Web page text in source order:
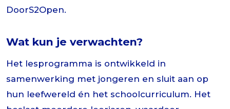
DoorS2Open.
Wat kun je verwachten?
Het lesprogramma is ontwikkeld in
samenwerking met jongeren en sluit aan op
hun leefwereld én het schoolcurriculum. Het